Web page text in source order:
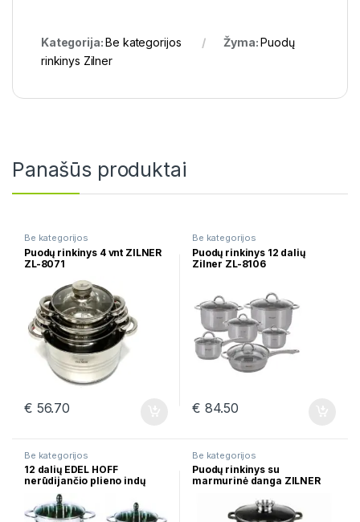
Kategorija:Be kategorijos Žyma:Puodų
rinkinys Zilner
Panašūs produktai
Be kategorijos
Puodų rinkinys 4 vnt ZILNER
ZL-8071
€ 56.70
Be kategorijos
Puodų rinkinys 12 dalių
Zilner ZL-8106
€ 84.50
Be kategorijos
12 dalių EDEL HOFF
nerūdijančio plieno indų
rinkinys EB-9083
Be kategorijos
Puodų rinkinys su
marmurinė danga ZILNER